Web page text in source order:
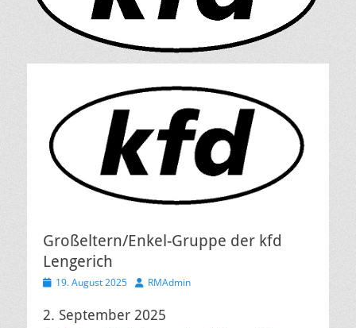
Großeltern/Enkel-Gruppe der kfd
Lengerich
Veröffentlicht
19. August 2025 AutorRMAdmin
2. September 2025